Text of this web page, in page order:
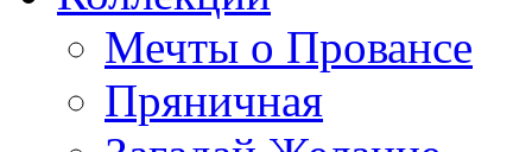
Мечты о Провансе
Пряничная